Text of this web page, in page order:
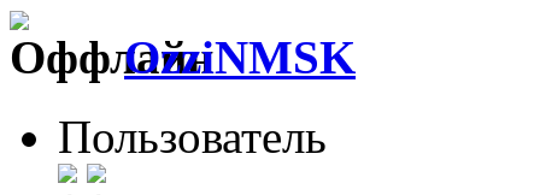
OzziNMSK
Пользователь